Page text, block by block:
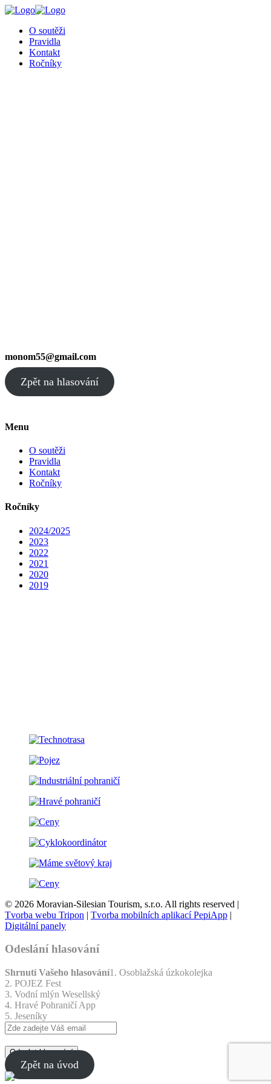
O soutěži
Pravidla
Kontakt
Ročníky
monom55@gmail.com
Zpět na hlasování
Menu
O soutěži
Pravidla
Kontakt
Ročníky
Ročníky
2024/2025
2023
2022
2021
2020
2019
© 2026 Moravian-Silesian Tourism, s.r.o. All rights reserved |
Tvorba webu Tripon | Tvorba mobilních aplikací PepiApp |
Digitální panely
Odeslání hlasování
Shrnutí Vašeho hlasování1. Osoblažská úzkokolejka
2. POJEZ Fest
3. Vodní mlýn Wesellský
4. Hravé Pohraničí App
5. Jeseníky
Odeslat hlasování
Zpět na úvod